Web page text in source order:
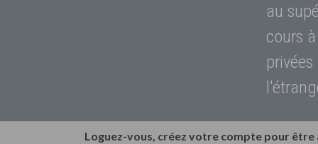
au
cours
Loguez-vous, créez votre compte pour